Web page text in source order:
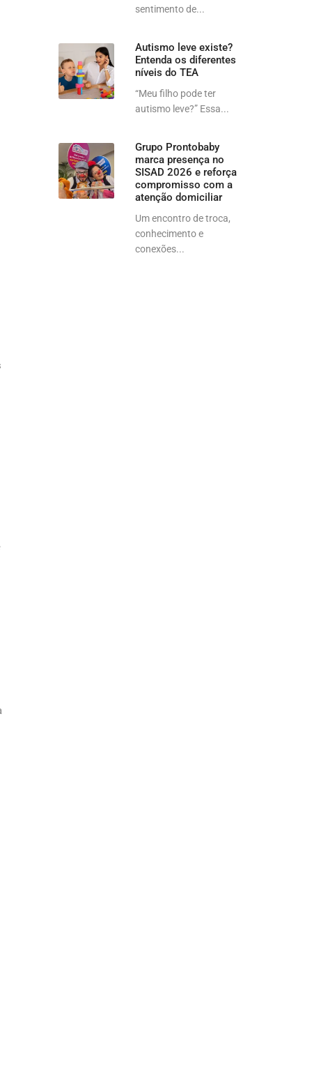
sentimento de...
Autismo leve existe?
Entenda os diferentes
níveis do TEA
“Meu filho pode ter
autismo leve?” Essa...
Grupo Prontobaby
marca presença no
SISAD 2026 e reforça
compromisso com a
atenção domiciliar
Um encontro de troca,
conhecimento e
conexões...